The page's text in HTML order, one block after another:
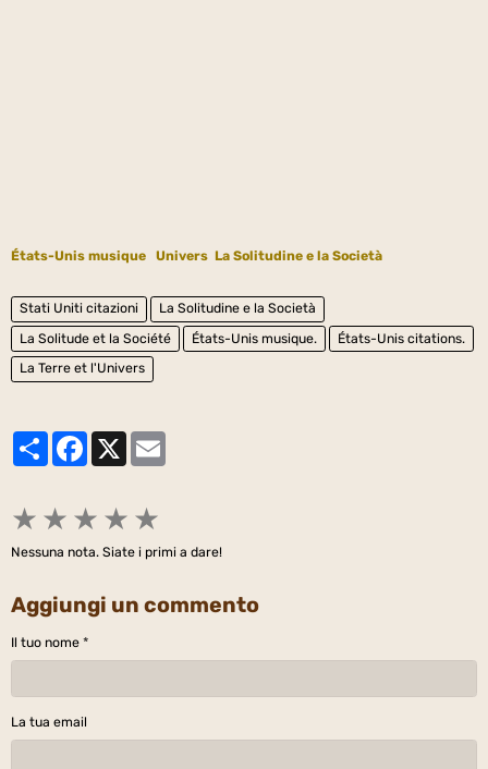
États-Unis musique Univers La Solitudine e la Società
Stati Uniti citazioni
La Solitudine e la Società
La Solitude et la Société
États-Unis musique.
États-Unis citations.
La Terre et l'Univers
PartagerFacebook
★ ★ ★ ★ ★
Nessuna nota. Siate i primi a dare!
Aggiungi un commento
Il tuo nome
La tua email